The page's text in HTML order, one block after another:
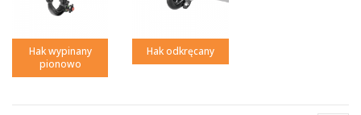
Hak wypinany
pionowo
Hak odkręcany